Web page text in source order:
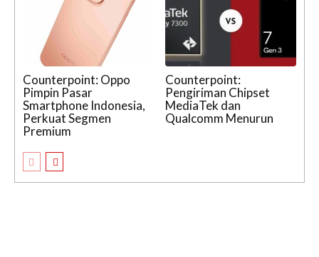
Counterpoint: Oppo
Pimpin Pasar
Smartphone Indonesia,
Perkuat Segmen
Premium
Counterpoint:
Pengiriman Chipset
MediaTek dan
Qualcomm Menurun